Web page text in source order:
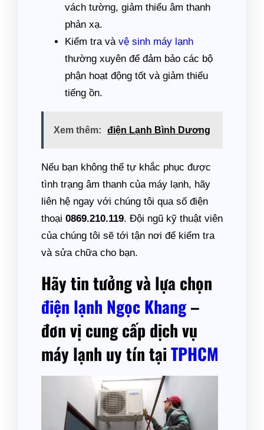
vách tường, giảm thiểu âm thanh
phản xạ.
Kiểm tra và vệ sinh máy lạnh
thường xuyên để đảm bảo các bộ
phận hoạt động tốt và giảm thiểu
tiếng ồn.
Xem thêm: điện Lạnh Bình Dương
Nếu bạn không thể tự khắc phục được
tình trạng âm thanh của máy lạnh, hãy
liên hệ ngay với chúng tôi qua số điện
thoại 0869.210.119. Đội ngũ kỹ thuật viên
của chúng tôi sẽ tới tận nơi để kiểm tra
và sửa chữa cho bạn.
Hãy tin tưởng và lựa chọn
điện lạnh Ngọc Khang–
đơn vị cung cấp dịch vụ
máy lạnh uy tín tạiTPHCM